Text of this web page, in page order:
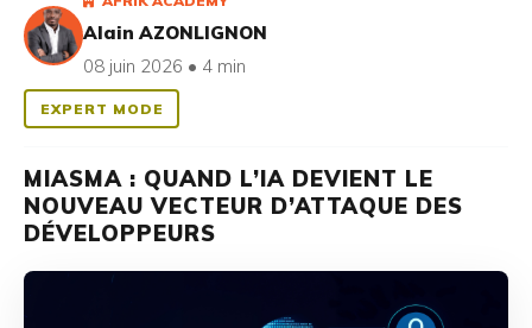
Alain AZONLIGNON
08 juin 2026 • 4 min
EXPERT MODE
MIASMA : QUAND L’IA DEVIENT LE
NOUVEAU VECTEUR D’ATTAQUE DES
DÉVELOPPEURS